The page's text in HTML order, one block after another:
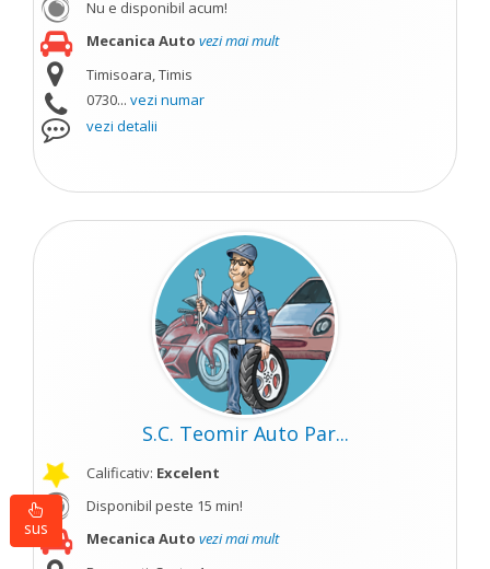
Nu e disponibil acum!
Mecanica Auto vezi mai mult
Timisoara, Timis
0730... vezi numar
vezi detalii
S.C. Teomir Auto Par...
Calificativ: Excelent
Disponibil peste 15 min!
Mecanica Auto vezi mai mult
sus